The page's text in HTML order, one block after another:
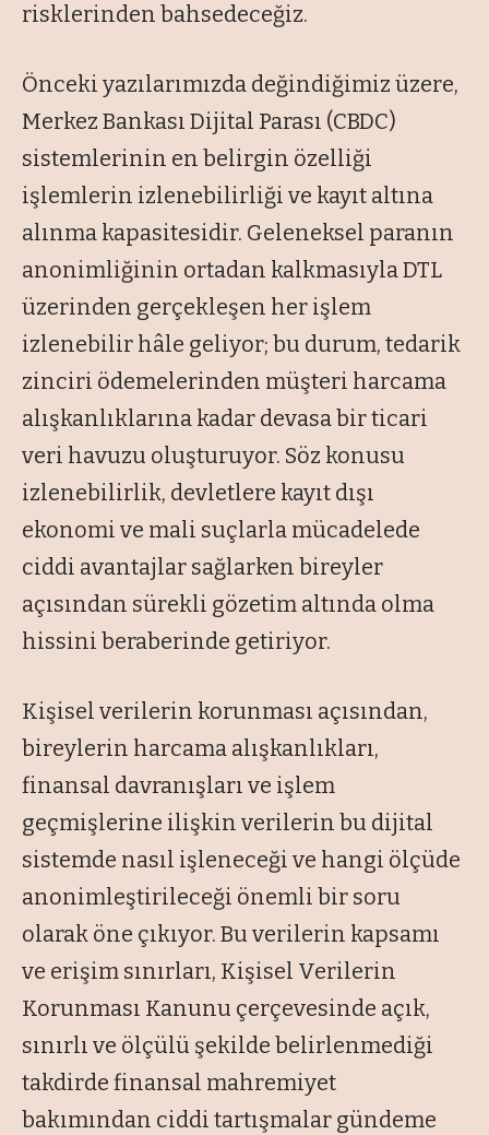
risklerinden bahsedeceğiz.
Önceki yazılarımızda değindiğimiz üzere,
Merkez Bankası Dijital Parası (CBDC)
sistemlerinin en belirgin özelliği
işlemlerin izlenebilirliği ve kayıt altına
alınma kapasitesidir. Geleneksel paranın
anonimliğinin ortadan kalkmasıyla DTL
üzerinden gerçekleşen her işlem
izlenebilir hâle geliyor; bu durum, tedarik
zinciri ödemelerinden müşteri harcama
alışkanlıklarına kadar devasa bir ticari
veri havuzu oluşturuyor. Söz konusu
izlenebilirlik, devletlere kayıt dışı
ekonomi ve mali suçlarla mücadelede
ciddi avantajlar sağlarken bireyler
açısından sürekli gözetim altında olma
hissini beraberinde getiriyor.
Kişisel verilerin korunması açısından,
bireylerin harcama alışkanlıkları,
finansal davranışları ve işlem
geçmişlerine ilişkin verilerin bu dijital
sistemde nasıl işleneceği ve hangi ölçüde
anonimleştirileceği önemli bir soru
olarak öne çıkıyor. Bu verilerin kapsamı
ve erişim sınırları, Kişisel Verilerin
Korunması Kanunu çerçevesinde açık,
sınırlı ve ölçülü şekilde belirlenmediği
takdirde finansal mahremiyet
bakımından ciddi tartışmalar gündeme